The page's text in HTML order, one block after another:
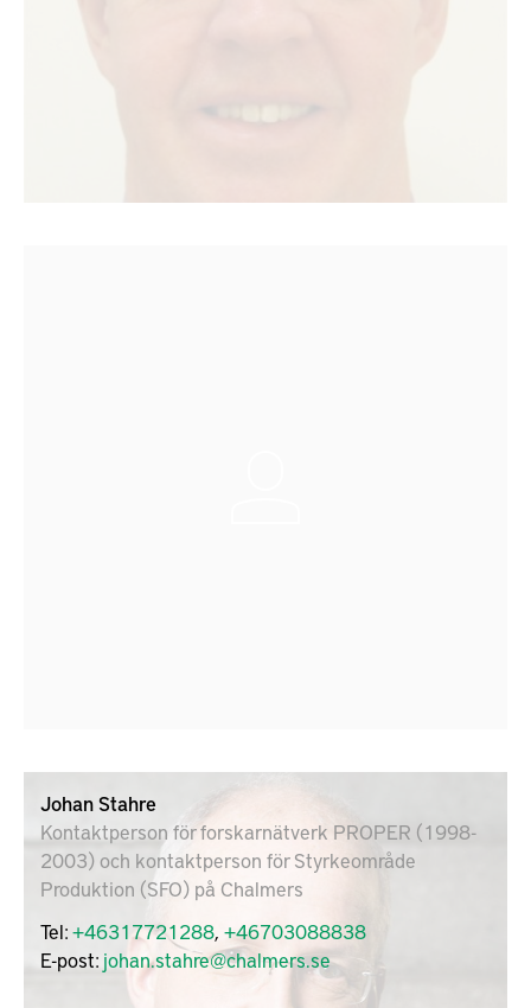
Johan Stahre
Kontaktperson för forskarnätverk PROPER (1998-
2003) och kontaktperson för Styrkeområde
Produktion (SFO) på Chalmers
Tel:+46317721288, +46703088838
E-post: johan.stahre@chalmers.se